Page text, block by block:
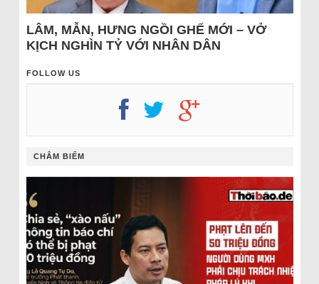
LÂM, MẪN, HƯNG NGỒI GHẾ MỚI – VỞ
KỊCH NGHÌN TỶ VỚI NHÂN DÂN
FOLLOW US
CHÂM BIẾM